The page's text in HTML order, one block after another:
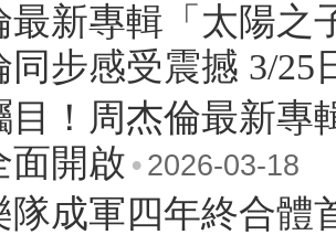
最新專輯「太陽之
同步感受震撼 3/
目！周杰倫最新專
面開啟 • 2026-03-18
隊成軍四年終合體